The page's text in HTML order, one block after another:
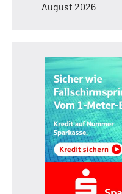
August 2026